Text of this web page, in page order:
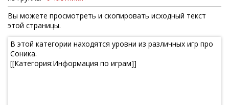
Вы можете просмотреть и скопировать исходный текст
этой страницы.